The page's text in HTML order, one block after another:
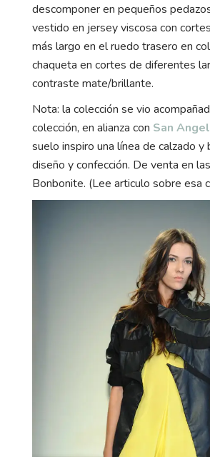
descomponer en pequeños
vestido en jersey viscosa con
más largo en el ruedo trasero en
chaqueta en cortes de diferentes
contraste mate/brillante.
Nota: la colección se vio
colección, en alianza con San Angel
suelo inspiro una línea de calzado y
diseño y confección. De venta en
Bonbonite. (Lee articulo sobre esa